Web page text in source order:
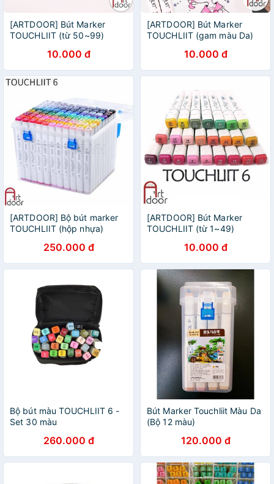
[ARTDOOR] Bút Marker
TOUCHLIIT (từ 50~99)
10.000 đ
[ARTDOOR] Bút Marker
TOUCHLIIT (gam màu Da)
10.000 đ
[ARTDOOR] Bộ bút marker
TOUCHLIIT (hộp nhựa)
250.000 đ
[ARTDOOR] Bút Marker
TOUCHLIIT (từ 1~49)
10.000 đ
Bộ bút màu TOUCHLIIT 6 -
Set 30 màu
260.000 đ
Bút Marker Touchliit Màu Da
(Bộ 12 màu)
120.000 đ